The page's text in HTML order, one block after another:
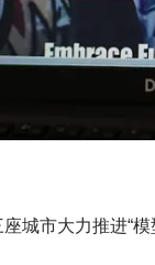
城市大力推进“